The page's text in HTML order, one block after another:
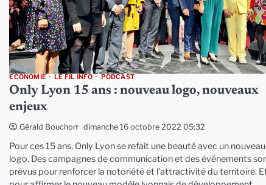
ECONOMIE LE FIL INFO PODCAST
Only Lyon 15 ans : nouveau logo, nouveaux
enjeux
Gérald Bouchon dimanche 16 octobre 2022 05:32
Pour ces 15 ans, Only Lyon se refait une beauté avec un nouveau
logo. Des campagnes de communication et des événements
prévus pour renforcer la notoriété et l’attractivité du territoire.